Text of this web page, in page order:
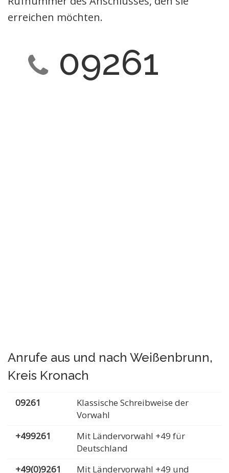
erreichen möchten.
09261
Anrufe aus und nach Weißenbrunn,
Kreis Kronach
09261
Klassische Schreibweise der
Vorwahl
+499261
Mit Ländervorwahl +49 für
Deutschland
+49(0)9261
Mit Ländervorwahl +49 und